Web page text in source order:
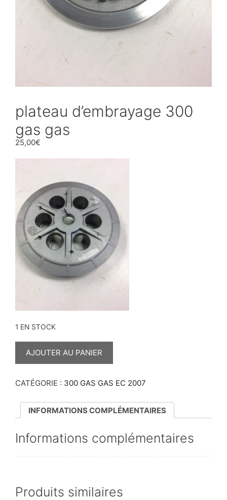
plateau d’embrayage 300
gas gas
25,00€
1 EN STOCK
QUANTITÉ
GAS
AJOUTER AU PANIER
CATÉGORIE : 300 GAS GAS EC 2007
INFORMATIONS COMPLÉMENTAIRES
Informations complémentaires
Produits similaires